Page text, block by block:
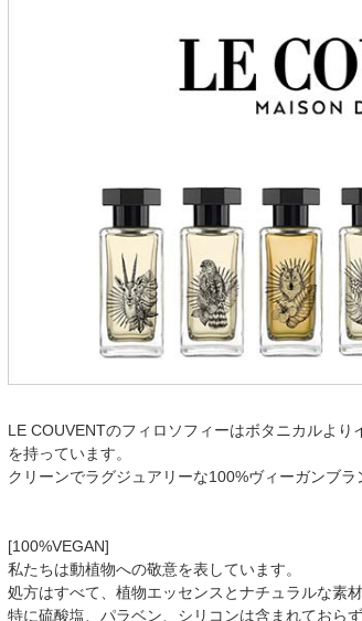
LE COUVENTのフィロソフィーはボタニカルよ
を持っています。
クリーンでラグジュアリーな100%ヴィーガンブラ
[100%VEGAN]
私たちは動植物への敬意を表しています。
処方はすべて、植物エッセンスとナチュラルな素
特に硫酸塩、パラベン、シリコンは含まれておら